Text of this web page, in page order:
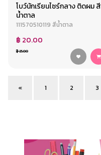
โบว์นักเรียนไซร์กลาง ติดผม สี
น้ำตาล
111570510119 สีน้ำตาล
฿ 20.00
฿ 25.00
« 1 2 3